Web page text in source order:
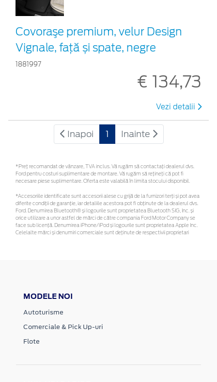
Covoraşe premium, velur Design
Vignale, față și spate, negre
1881997
€ 134,73
Vezi detalii
Inapoi 1 Inainte
*Preţ recomandat de vânzare, TVA inclus. Vă rugăm să contactaţi dealerul dvs.
Ford pentru costuri suplimentare de montare. Vă rugăm să rețineți că pot fi
necesare piese suplimentare. Oferta este valabilă în limita stocului disponibil.
*Accesoriile identificate sunt accesorii alese cu grijă de la furnizori terți și pot avea
diferite condiții de garanție, iar detaliile acestora pot fi obținute de la dealerul dvs.
Ford. Denumirea Bluetooth® și logourile sunt proprietatea Bluetooth SIG, Inc. și
orice utilizare a unor astfel de mărci de către compania Ford Motor Company se
face sub licență. Denumirea iPhone/iPod și logourile sunt proprietatea Apple Inc.
Celelalte mărci și denumiri comerciale sunt deținute de respectivii proprietari
MODELE NOI
Autoturisme
Comerciale & Pick Up-uri
Flote